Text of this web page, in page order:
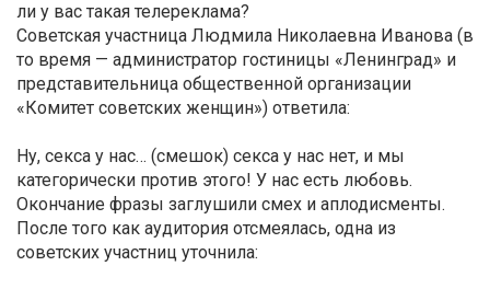
ли у вас такая телереклама?
Советская участница Людмила Николаевна Иванова (в
то время — администратор гостиницы «Ленинград» и
представительница общественной организации
«Комитет советских женщин») ответила:
Ну, секса у нас… (смешок) секса у нас нет, и мы
категорически против этого! У нас есть любовь.
Окончание фразы заглушили смех и аплодисменты.
После того как аудитория отсмеялась, одна из
советских участниц уточнила: